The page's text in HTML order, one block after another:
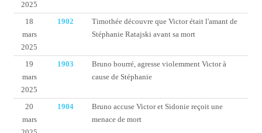
2025
18
mars
2025
1902
Timothée découvre que Victor était l'amant de
Stéphanie Ratajski avant sa mort
19
mars
2025
1903
Bruno bourré, agresse violemment Victor à
cause de Stéphanie
20
mars
1904
Bruno accuse Victor et Sidonie reçoit une
menace de mort